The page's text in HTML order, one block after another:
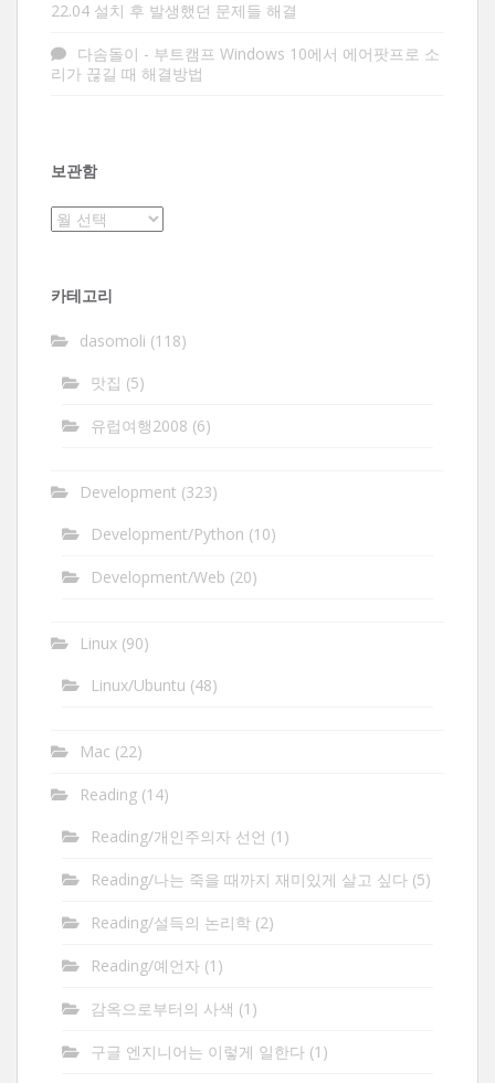
22.04 설치 후 발생했던 문제들 해결
다솜돌이 - 부트캠프 Windows 10에서 에어팟프로 소
리가 끊길 때 해결방법
보관함
보
카테고리
dasomoli (118)
맛집 (5)
유럽여행2008 (6)
Development (323)
Development/Python (10)
Development/Web (20)
Linux (90)
Linux/Ubuntu (48)
Mac (22)
Reading (14)
Reading/개인주의자 선언 (1)
Reading/나는 죽을 때까지 재미있게 살고 싶다 (5)
Reading/설득의 논리학 (2)
Reading/예언자 (1)
감옥으로부터의 사색 (1)
구글 엔지니어는 이렇게 일한다 (1)